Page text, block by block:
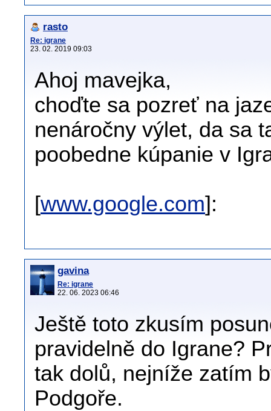
rasto
Re: igrane
23. 02. 2019 09:03
Ahoj mavejka,
choďte sa pozreť na
nenáročny výlet, da sa
poobedne kúpanie v
[www.google.com]:
gavina
Re: igrane
22. 06. 2023 06:46
Ještě toto zkusím
pravidelně do Igrane?
tak dolů, nejníže zatím
Podgoře.